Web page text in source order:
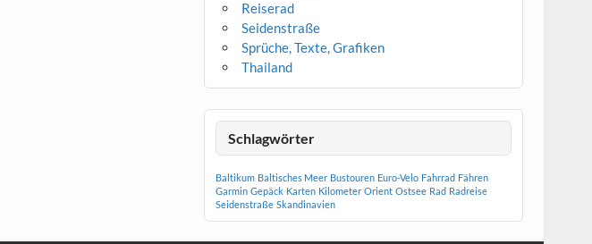
Reiserad
Seidenstraße
Sprüche, Texte, Grafiken
Thailand
Schlagwörter
Baltikum Baltisches Meer Bustouren Euro-Velo Fahrrad Fähren
Garmin Gepäck Karten Kilometer Orient Ostsee Rad Radreise
Seidenstraße Skandinavien